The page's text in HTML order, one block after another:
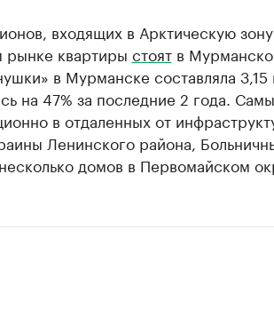
входящих в Арктическую
рынке квартиры стоятв
в Мурманске составляла
на 47% за последние 2 года.
в отдаленных от
Ленинского района,
домов в Первомайском